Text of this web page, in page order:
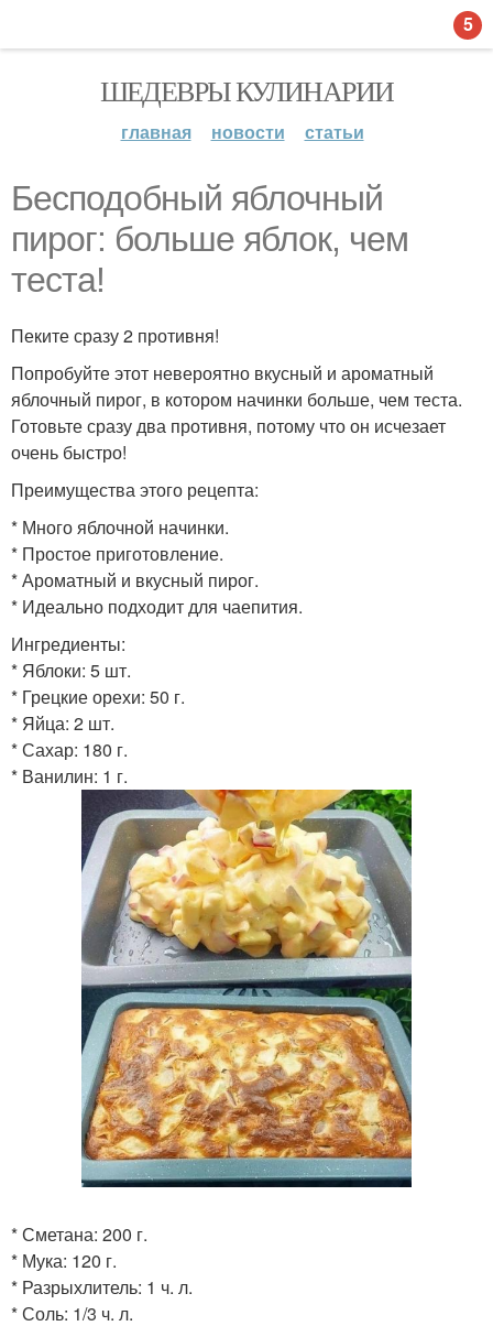
ШЕДЕВРЫ КУЛИНАРИИ
главная новости статьи
Бесподобный яблочный
пирог: больше яблок, чем
теста!
Пеките сразу 2 противня!
Попробуйте этот невероятно вкусный и ароматный
яблочный пирог, в котором начинки больше, чем теста.
Готовьте сразу два противня, потому что он исчезает
очень быстро!
Преимущества этого рецепта:
* Много яблочной начинки.
* Простое приготовление.
* Ароматный и вкусный пирог.
* Идеально подходит для чаепития.
Ингредиенты:
* Яблоки: 5 шт.
* Грецкие орехи: 50 г.
* Яйца: 2 шт.
* Сахар: 180 г.
* Ванилин: 1 г.
* Сметана: 200 г.
* Мука: 120 г.
* Разрыхлитель: 1 ч. л.
* Соль: 1/3 ч. л.
5